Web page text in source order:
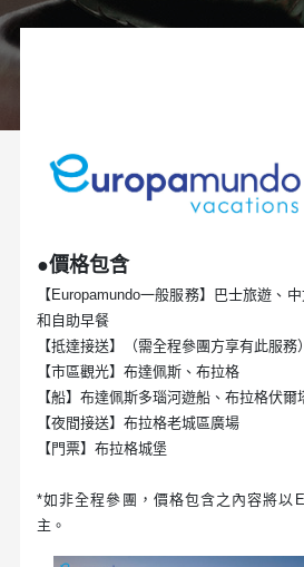
●價格包含
【Europamundo一般服務】巴士旅遊、
和自助早餐
【抵達接送】（需全程參團方享有此服務）
【市區觀光】布達佩斯、布拉格
【船】布達佩斯多瑙河遊船、布拉格伏爾
【夜間接送】布拉格老城區廣場
【門票】布拉格城堡
*如非全程參團，價格包含之內容將以
主。